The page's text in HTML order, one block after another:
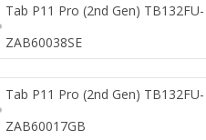
Tab P11 Pro (2nd Gen) TB132FU-
ZAB60038SE
Tab P11 Pro (2nd Gen) TB132FU-
ZAB60017GB